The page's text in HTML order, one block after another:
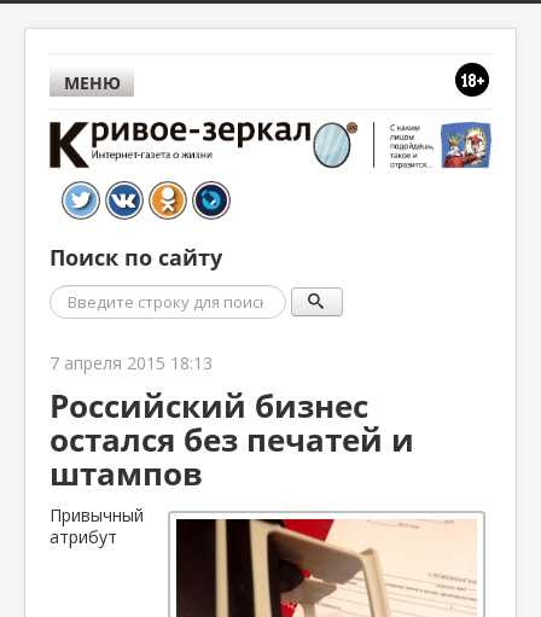
МЕНЮ
Поиск по сайту
Поиск
7 апреля 2015 18:13
Российский бизнес
остался без печатей и
штампов
Привычный
атрибут